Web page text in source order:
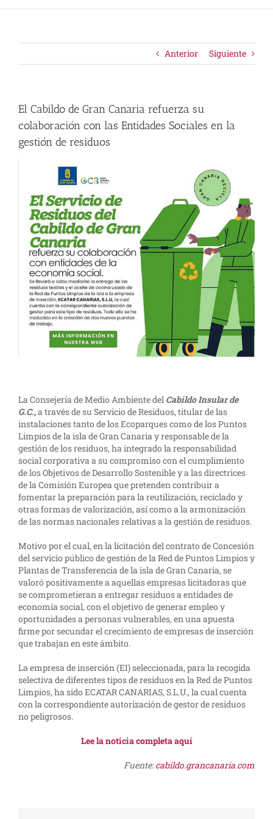
Anterior Siguiente
El Cabildo de Gran Canaria refuerza su
colaboración con las Entidades Sociales en la
gestión de residuos
La Consejería de Medio Ambiente del Cabildo Insular de
G.C.,a través de su Servicio de Residuos, titular de las
instalaciones tanto de los Ecoparques como de los Puntos
Limpios de la isla de Gran Canaria y responsable de la
gestión de los residuos, ha integrado la responsabilidad
social corporativa a su compromiso con el cumplimiento
de los Objetivos de Desarrollo Sostenible y a las directrices
de la Comisión Europea que pretenden contribuir a
fomentar la preparación para la reutilización, reciclado y
otras formas de valorización, así como a la armonización
de las normas nacionales relativas a la gestión de residuos.
Motivo por el cual, en la licitación del contrato de Concesión
del servicio público de gestión de la Red de Puntos Limpios y
Plantas de Transferencia de la isla de Gran Canaria, se
valoró positivamente a aquellas empresas licitadoras que
se comprometieran a entregar residuos a entidades de
economía social, con el objetivo de generar empleo y
oportunidades a personas vulnerables, en una apuesta
firme por secundar el crecimiento de empresas de inserción
que trabajan en este ámbito.
La empresa de inserción (EI) seleccionada, para la recogida
selectiva de diferentes tipos de residuos en la Red de Puntos
Limpios, ha sido ECATAR CANARIAS, S.L.U., la cual cuenta
con la correspondiente autorización de gestor de residuos
no peligrosos.
Lee la noticia completa aquí
Fuente:cabildo.grancanaria.com